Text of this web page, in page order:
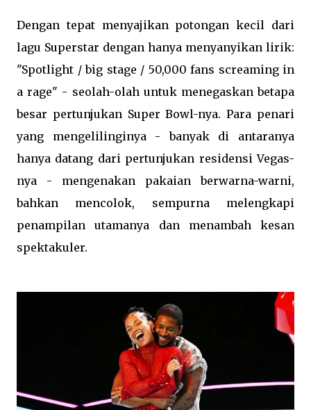
Dengan tepat menyajikan potongan kecil dari
lagu Superstar dengan hanya menyanyikan lirik:
"Spotlight / big stage / 50,000 fans screaming in
a rage" - seolah-olah untuk menegaskan betapa
besar pertunjukan Super Bowl-nya. Para penari
yang mengelilinginya - banyak di antaranya
hanya datang dari pertunjukan residensi Vegas-
nya - mengenakan pakaian berwarna-warni,
bahkan mencolok, sempurna melengkapi
penampilan utamanya dan menambah kesan
spektakuler.